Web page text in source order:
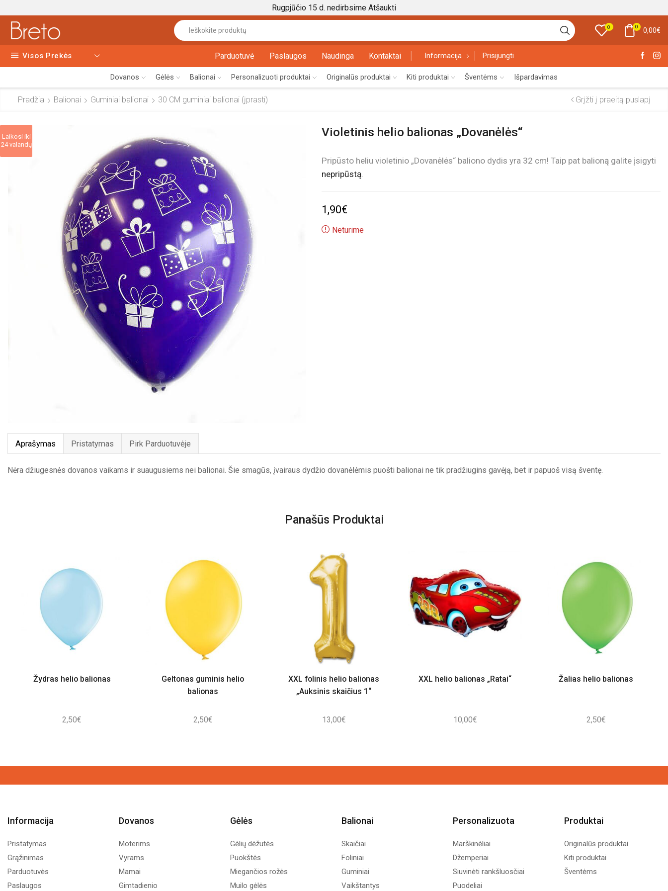
Rugpjūčio 15 d. nedirbsime Atšaukti
input
0 0 0,00€
Visos Prekės Parduotuvė Paslaugos Naudinga Kontaktai Informacija Prisijungti
Dovanos Gėlės Balionai Personalizuoti produktai Originalūs produktai Kiti produktai Šventėms Išpardavimas
Pradžia Balionai Guminiai balionai 30 CM guminiai balionai (įprasti) Grįžti į praeitą puslapį
Laikosi iki
24 valandų
Violetinis helio balionas „Dovanėlės“
Pripūsto heliu violetinio „Dovanėlės“ baliono dydis yra 32 cm! Taip pat balioną galite įsigyti
nepripūstą.
1,90€
Neturime
Aprašymas Pristatymas Pirk Parduotuvėje
Nėra džiugesnės dovanos vaikams ir suaugusiems nei balionai. Šie smagūs, įvairaus dydžio dovanėlėmis puošti balionai ne tik pradžiugins gavėją, bet ir papuoš visą šventę.
Panašūs Produktai
Žydras helio balionas
2,50€
Geltonas guminis helio
balionas
2,50€
XXL folinis helio balionas
„Auksinis skaičius 1“
13,00€
XXL helio balionas „Ratai“
10,00€
Žalias helio balionas
2,50€
Informacija
Pristatymas
Grąžinimas
Parduotuvės
Paslaugos
Dovanos
Moterims
Vyrams
Mamai
Gimtadienio
Gėlės
Gėlių dėžutės
Puokštės
Miegančios rožės
Muilo gėlės
Balionai
Skaičiai
Foliniai
Guminiai
Vaikštantys
Personalizuota
Marškinėliai
Džemperiai
Siuvinėti rankšluosčiai
Puodeliai
Produktai
Originalūs produktai
Kiti produktai
Šventėms